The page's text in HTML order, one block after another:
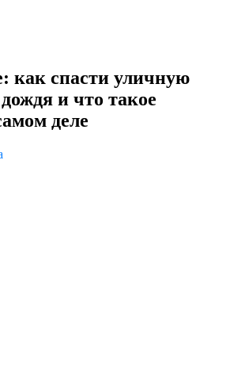
как спасти уличную
и что такое
деле